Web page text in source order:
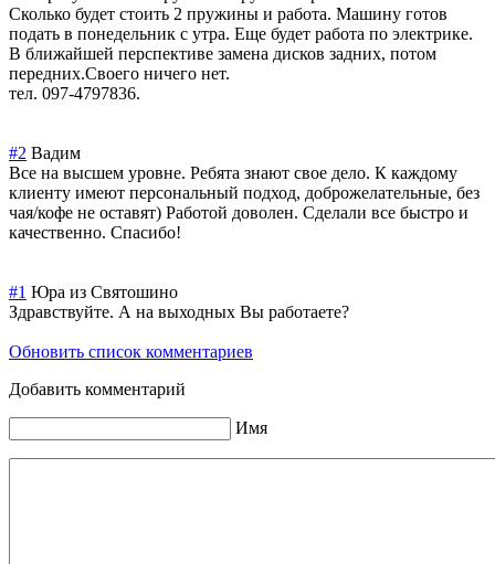
Сколько будет стоить 2 пружины и работа. Машину готов
подать в понедельник с утра. Еще будет работа по электрике.
В ближайшей перспективе замена дисков задних, потом
передних.Своего ничего нет.
тел. 097-4797836.
#2 Вадим
Все на высшем уровне. Ребята знают свое дело. К каждому
клиенту имеют персональный подход, доброжелательные, без
чая/кофе не оставят) Работой доволен. Сделали все быстро и
качественно. Спасибо!
#1 Юра из Святошино
Здравствуйте. А на выходных Вы работаете?
Обновить список комментариев
Добавить комментарий
Имя